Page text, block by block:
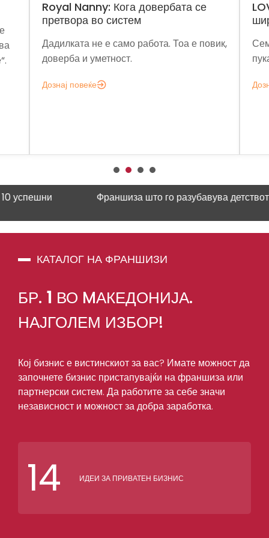
Кога довербата се
во систем
не е само работа. Тоа е повик,
уметност.
LOV Popcorn:
шири преку
Семејна традиција
пуканките во
Франшиза што го разубавува детството
КАТАЛОГ НА ФРАНШИЗИ
БР. 1 ВО MАКЕДОНИЈА.
НАЈГОЛЕМ ИЗБОР!
Кој бизнис е вистинскиот за вас? Имате можност да
започнете бизнис пристапувајќи на франшиза или
партнерски систем. Да работите за себе значи
независност и можност за добра заработка.
14 ИДЕИ ЗА ПРИВАТЕН БИЗНИС